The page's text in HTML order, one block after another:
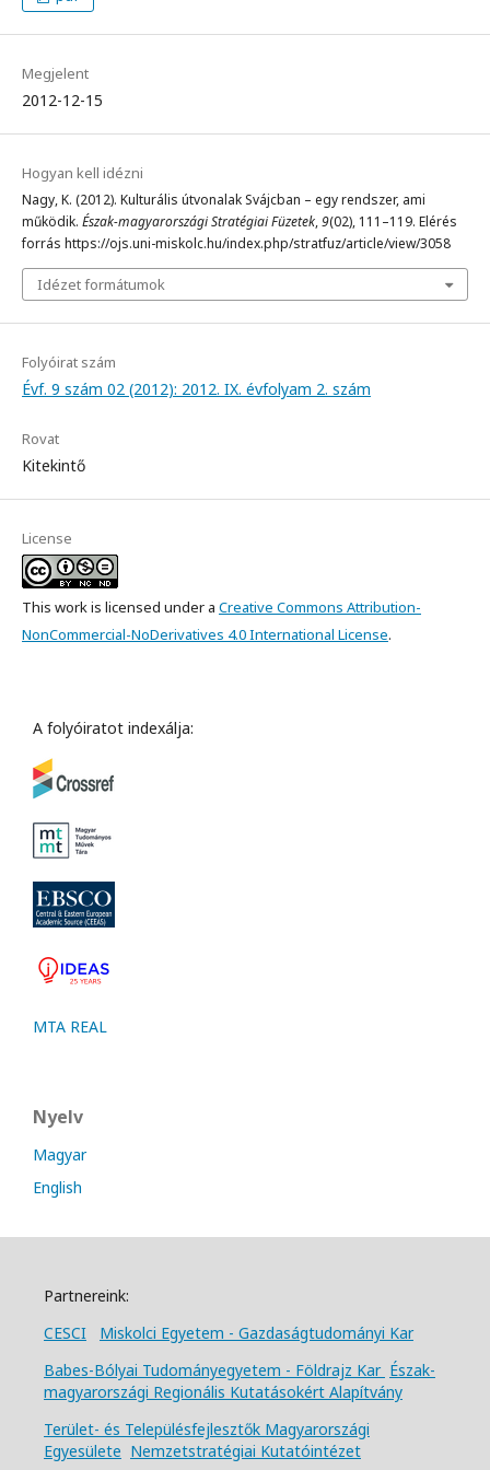
Megjelent
2012-12-15
Hogyan kell idézni
Nagy, K. (2012). Kulturális útvonalak Svájcban – egy rendszer, ami
működik. Észak-magyarországi Stratégiai Füzetek,9(02), 111–119. Elérés
forrás https://ojs.uni-miskolc.hu/index.php/stratfuz/article/view/3058
Idézet formátumok
Folyóirat szám
Évf. 9 szám 02 (2012): 2012. IX. évfolyam 2. szám
Rovat
Kitekintő
License
This work is licensed under a Creative Commons Attribution-
NonCommercial-NoDerivatives 4.0 International License.
A folyóiratot indexálja:
MTA REAL
Nyelv
Magyar
English
Partnereink:
CESCI
Miskolci Egyetem - Gazdaságtudományi Kar
Babes-Bólyai Tudományegyetem - Földrajz Kar Észak-
magyarországi Regionális Kutatásokért Alapítvány
Terület- és Településfejlesztők Magyarországi
Egyesülete Nemzetstratégiai Kutatóintézet